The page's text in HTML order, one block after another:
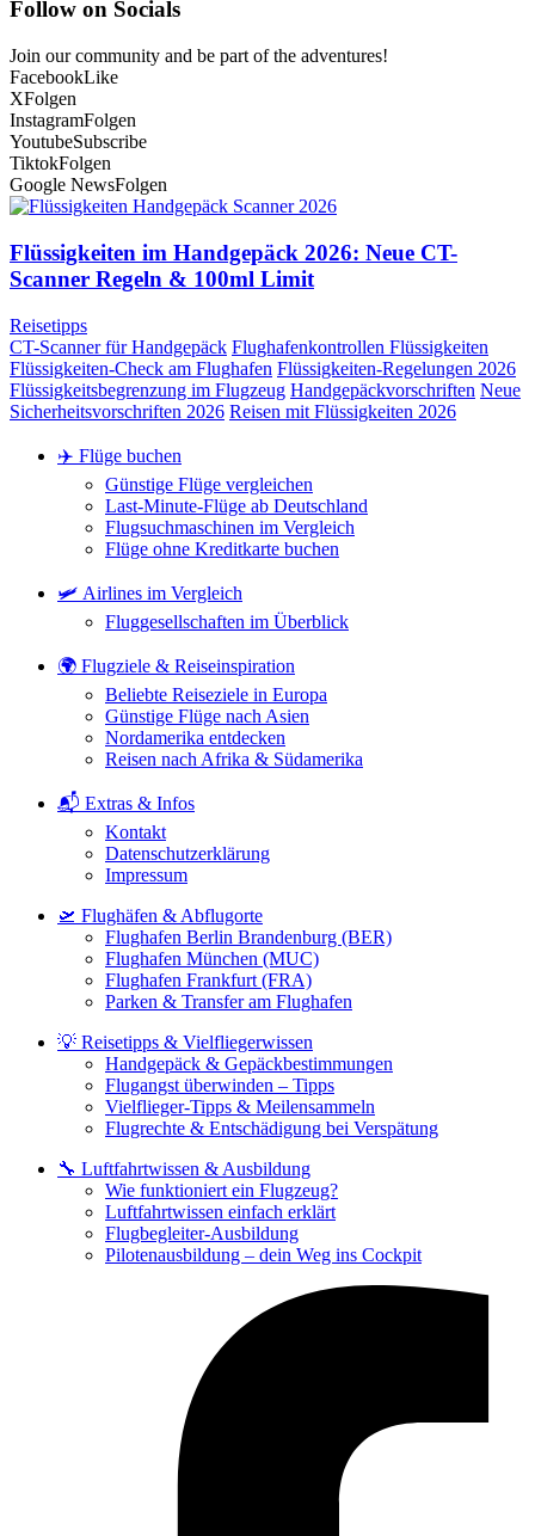
Follow on Socials
Join our community and be part of the adventures!
FacebookLike
XFolgen
InstagramFolgen
YoutubeSubscribe
TiktokFolgen
Google NewsFolgen
Flüssigkeiten im Handgepäck 2026: Neue CT-
Scanner Regeln & 100ml Limit
Reisetipps
CT-Scanner für Handgepäck Flughafenkontrollen Flüssigkeiten
Flüssigkeiten-Check am Flughafen Flüssigkeiten-Regelungen 2026
Flüssigkeitsbegrenzung im Flugzeug Handgepäckvorschriften Neue
Sicherheitsvorschriften 2026 Reisen mit Flüssigkeiten 2026
✈️ Flüge buchen
Günstige Flüge vergleichen
Last-Minute-Flüge ab Deutschland
Flugsuchmaschinen im Vergleich
Flüge ohne Kreditkarte buchen
🛩️ Airlines im Vergleich
Fluggesellschaften im Überblick
🌍 Flugziele & Reiseinspiration
Beliebte Reiseziele in Europa
Günstige Flüge nach Asien
Nordamerika entdecken
Reisen nach Afrika & Südamerika
📬 Extras & Infos
Kontakt
Datenschutzerklärung
Impressum
🛫 Flughäfen & Abflugorte
Flughafen Berlin Brandenburg (BER)
Flughafen München (MUC)
Flughafen Frankfurt (FRA)
Parken & Transfer am Flughafen
💡 Reisetipps & Vielfliegerwissen
Handgepäck & Gepäckbestimmungen
Flugangst überwinden – Tipps
Vielflieger-Tipps & Meilensammeln
Flugrechte & Entschädigung bei Verspätung
🔧 Luftfahrtwissen & Ausbildung
Wie funktioniert ein Flugzeug?
Luftfahrtwissen einfach erklärt
Flugbegleiter-Ausbildung
Pilotenausbildung – dein Weg ins Cockpit